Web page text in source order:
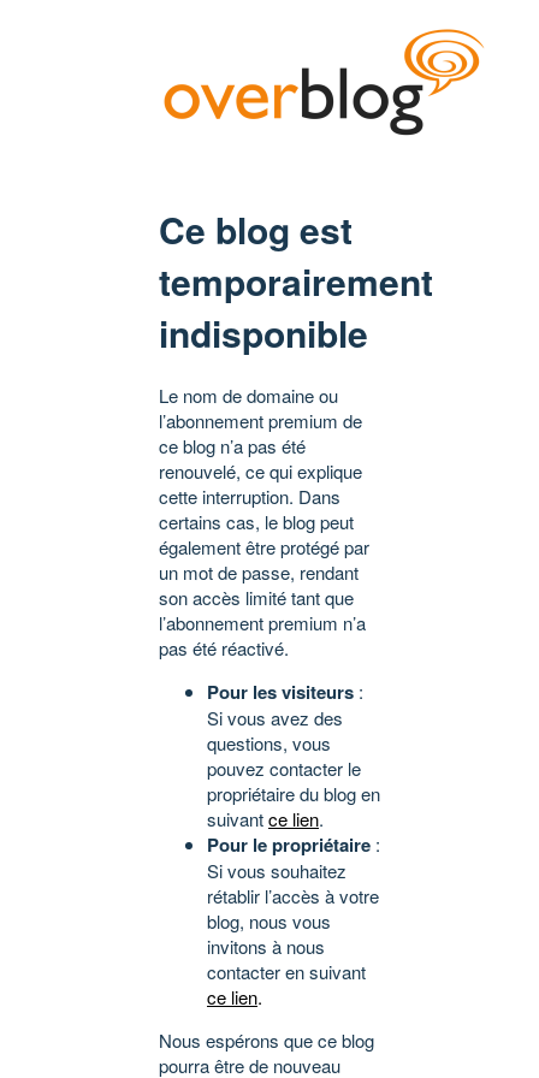
Ce blog est
temporairement
indisponible
Le nom de domaine ou
l’abonnement premium de
ce blog n’a pas été
renouvelé, ce qui explique
cette interruption. Dans
certains cas, le blog peut
également être protégé par
un mot de passe, rendant
son accès limité tant que
l’abonnement premium n’a
pas été réactivé.
Pour les visiteurs :
Si vous avez des
questions, vous
pouvez contacter le
propriétaire du blog en
suivantce lien.
Pour le propriétaire :
Si vous souhaitez
rétablir l’accès à votre
blog, nous vous
invitons à nous
contacter en suivant
ce lien.
Nous espérons que ce blog
pourra être de nouveau